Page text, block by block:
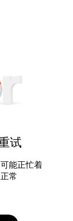
试
能正忙着
常